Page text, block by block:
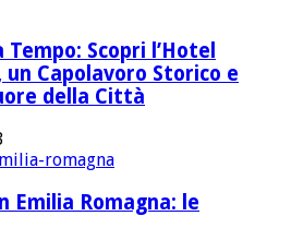
Tempo: Scopri l’Hotel
Capolavoro Storico e
della Città
Emilia Romagna: le